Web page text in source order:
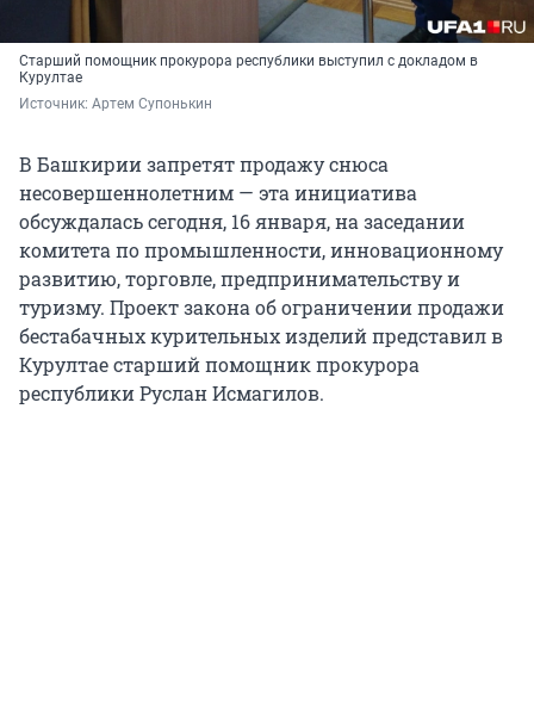
Старший помощник прокурора республики выступил с докладом в
Курултае
Источник: Артем Супонькин
В Башкирии запретят продажу снюса
несовершеннолетним — эта инициатива
обсуждалась сегодня, 16 января, на заседании
комитета по промышленности, инновационному
развитию, торговле, предпринимательству и
туризму. Проект закона об ограничении продажи
бестабачных курительных изделий представил в
Курултае старший помощник прокурора
республики Руслан Исмагилов.